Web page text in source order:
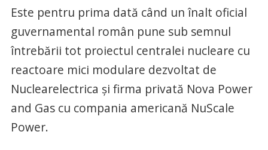
Este pentru prima dată când un înalt oficial
guvernamental român pune sub semnul
întrebării tot proiectul centralei nucleare cu
reactoare mici modulare dezvoltat de
Nuclearelectrica și firma privată Nova Power
and Gas cu compania americană NuScale
Power.